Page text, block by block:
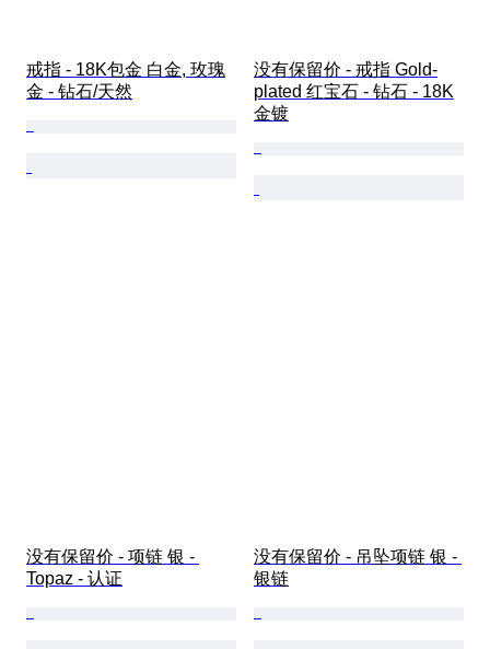
戒指 - 18K包金 白金, 玫瑰
金 - 钻石/天然
没有保留价 - 戒指 Gold-
plated 红宝石 - 钻石 - 18K
金镀
没有保留价 - 项链 银 -
Topaz - 认证
没有保留价 - 吊坠项链 银 -
银链